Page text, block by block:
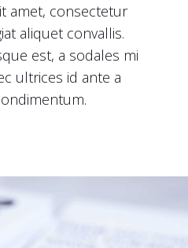
amet, consectetur
aliquet convallis.
est, a sodales mi
ultrices id ante a